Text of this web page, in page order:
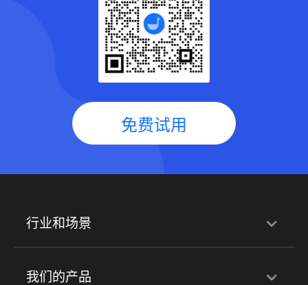
免费试用
行业和场景
行业解决方案
我们的产品